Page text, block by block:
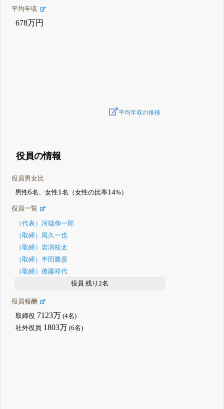
平均年収
678万円
平均年収の推移
役員の情報
役員男女比
男性6名、女性1名（女性の比率14%）
役員一覧
（代表）河端伸一郎
（取締）尾久一也
（取締）岩渕桂太
（取締）半田勝彦
（取締）後藤祥代
役員 残り2名
役員報酬
取締役 7123万 (4名)
社外役員 1803万 (6名)